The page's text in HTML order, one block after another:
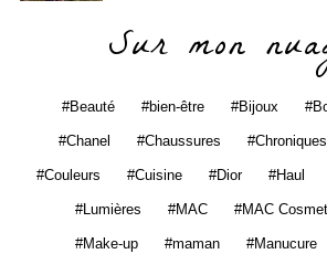
Sur mon
Beauté bien-être Bijoux
Chanel Chaussures Chroniques
Couleurs Cuisine Dior Haul
Lumières MAC MAC
Make-up maman Manucure